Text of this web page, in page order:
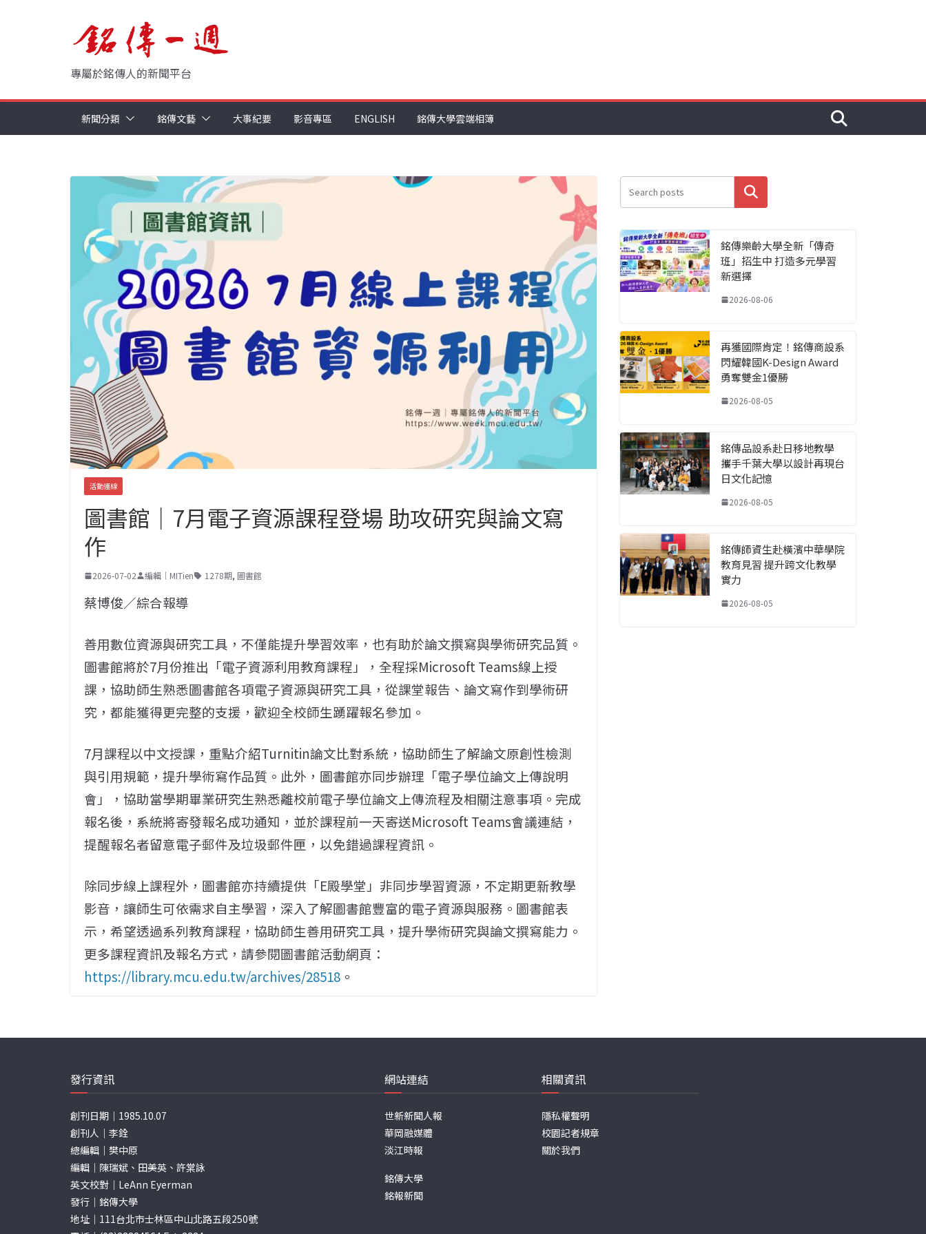
專屬於銘傳人的新聞平台
新聞分類 銘傳文藝 大事紀要 影音專區 ENGLISH 銘傳大學雲端相簿
活動連線
圖書館｜7月電子資源課程登場 助攻研究與論文寫
作
2026-07-02 編輯｜MITien 1278期, 圖書館
蔡博俊／綜合報導
善用數位資源與研究工具，不僅能提升學習效率，也有助於論文撰寫與學術研究品質。
圖書館將於7月份推出「電子資源利用教育課程」，全程採Microsoft Teams線上授
課，協助師生熟悉圖書館各項電子資源與研究工具，從課堂報告、論文寫作到學術研
究，都能獲得更完整的支援，歡迎全校師生踴躍報名參加。
7月課程以中文授課，重點介紹Turnitin論文比對系統，協助師生了解論文原創性檢測
與引用規範，提升學術寫作品質。此外，圖書館亦同步辦理「電子學位論文上傳說明
會」，協助當學期畢業研究生熟悉離校前電子學位論文上傳流程及相關注意事項。完成
報名後，系統將寄發報名成功通知，並於課程前一天寄送Microsoft Teams會議連結，
提醒報名者留意電子郵件及垃圾郵件匣，以免錯過課程資訊。
除同步線上課程外，圖書館亦持續提供「E殿學堂」非同步學習資源，不定期更新教學
影音，讓師生可依需求自主學習，深入了解圖書館豐富的電子資源與服務。圖書館表
示，希望透過系列教育課程，協助師生善用研究工具，提升學術研究與論文撰寫能力。
更多課程資訊及報名方式，請參閱圖書館活動網頁：
https://library.mcu.edu.tw/archives/28518 。
搜尋
銘傳樂齡大學全新「傳奇
班」招生中 打造多元學習
新選擇
2026-08-06
再獲國際肯定！銘傳商設系
閃耀韓國K-Design Award
勇奪雙金1優勝
2026-08-05
銘傳品設系赴日移地教學
攜手千葉大學以設計再現台
日文化記憶
2026-08-05
銘傳師資生赴橫濱中華學院
教育見習 提升跨文化教學
實力
2026-08-05
發行資訊
創刊日期｜1985.10.07
創刊人｜李銓
總編輯｜樊中原
編輯｜陳瑞斌、田美英、許棠詠
英文校對｜LeAnn Eyerman
發行｜銘傳大學
地址｜111台北市士林區中山北路五段250號
網站連結
世新新聞人報
華岡融媒體
淡江時報
銘傳大學
銘報新聞
相關資訊
隱私權聲明
校園記者規章
關於我們